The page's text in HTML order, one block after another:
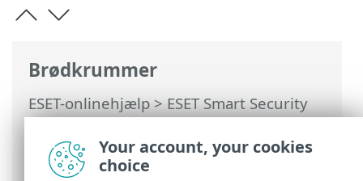
Brødkrummer
ESET-onlinehjælp>ESET Smart Security
Premium>Arbejde med ESET Smart
Security Premium>Værktøjer>
Netværksforbindelser
Your account, your cookies
choice